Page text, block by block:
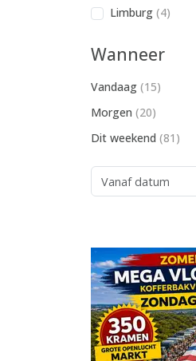
Limburg (4)
Wanneer
Vandaag (15)
Morgen (20)
Dit weekend (81)